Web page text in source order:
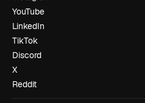
YouTube
LinkedIn
TikTok
Discord
X
Reddit